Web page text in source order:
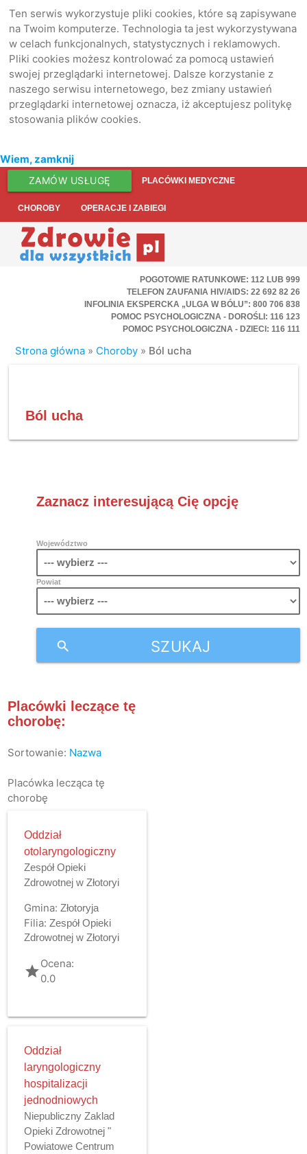
Ten serwis wykorzystuje pliki cookies, które są zapisywane
na Twoim komputerze. Technologia ta jest wykorzystywana
w celach funkcjonalnych, statystycznych i reklamowych.
Pliki cookies możesz kontrolować za pomocą ustawień
swojej przeglądarki internetowej. Dalsze korzystanie z
naszego serwisu internetowego, bez zmiany ustawień
przeglądarki internetowej oznacza, iż akceptujesz politykę
stosowania plików cookies.
Wiem, zamknij
ZAMÓW USŁUGĘ PLACÓWKI MEDYCZNE
CHOROBY OPERACJE I ZABIEGI
POGOTOWIE RATUNKOWE: 112 LUB 999
TELEFON ZAUFANIA HIV/AIDS: 22 692 82 26
INFOLINIA EKSPERCKA „ULGA W BÓLU”: 800 706 838
POMOC PSYCHOLOGICZNA - DOROŚLI: 116 123
POMOC PSYCHOLOGICZNA - DZIECI: 116 111
Strona główna » Choroby » Ból ucha
Ból ucha
Zaznacz interesującą Cię opcję
Województwo
Powiat
SZUKAJ
search
Placówki leczące tę
chorobę:
Sortowanie: Nazwa
Placówka lecząca tę
chorobę
Oddział
otolaryngologiczny
Zespół Opieki
Zdrowotnej w Złotoryi
Gmina: Złotoryja
Filia: Zespół Opieki
Zdrowotnej w Złotoryi
gradeOcena:
0.0
Oddział
laryngologiczny
hospitalizacji
jednodniowych
Niepubliczny Zaklad
Opieki Zdrowotnej "
Powiatowe Centrum